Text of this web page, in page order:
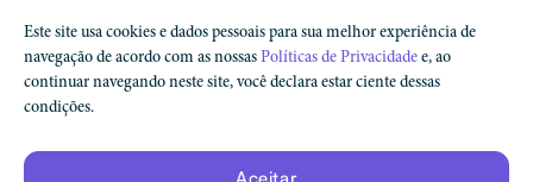
Este site usa cookies e dados pessoais para sua melhor experiência de
navegação de acordo com as nossas Políticas de Privacidade e, ao
continuar navegando neste site, você declara estar ciente dessas
condições.
Aceitar